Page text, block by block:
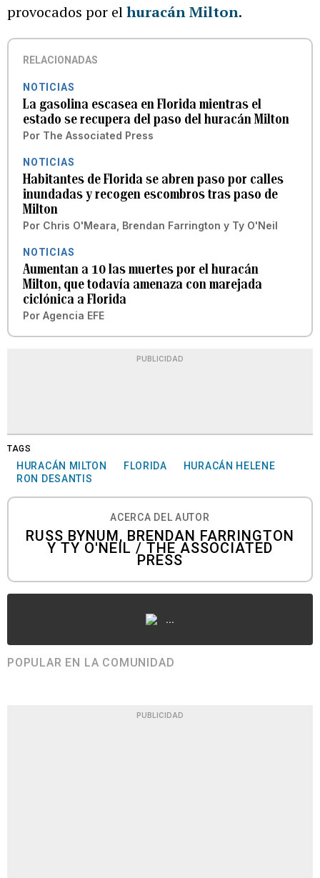
provocados por elhuracán Milton.
RELACIONADAS
NOTICIAS
La gasolina escasea en Florida mientras el
estado se recupera del paso del huracán Milton
Por The Associated Press
NOTICIAS
Habitantes de Florida se abren paso por calles
inundadas y recogen escombros tras paso de
Milton
Por Chris O'Meara, Brendan Farrington y Ty O'Neil
NOTICIAS
Aumentan a 10 las muertes por el huracán
Milton, que todavía amenaza con marejada
ciclónica a Florida
Por Agencia EFE
PUBLICIDAD
TAGS
HURACÁN MILTON FLORIDA
HURACÁN HELENE
RON DESANTIS
ACERCA DEL AUTOR
RUSS BYNUM, BRENDAN FARRINGTON
Y TY O'NEIL / THE ASSOCIATED
PRESS
...
POPULAR EN LA COMUNIDAD
PUBLICIDAD